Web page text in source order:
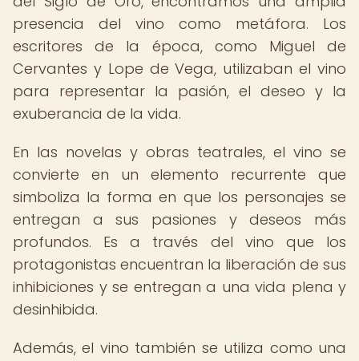
presencia del vino como metáfora. Los
escritores de la época, como Miguel de
Cervantes y Lope de Vega, utilizaban el vino
para representar la pasión, el deseo y la
exuberancia de la vida.
En las novelas y obras teatrales, el vino se
convierte en un elemento recurrente que
simboliza la forma en que los personajes se
entregan a sus pasiones y deseos más
profundos. Es a través del vino que los
protagonistas encuentran la liberación de sus
inhibiciones y se entregan a una vida plena y
desinhibida.
Además, el vino también se utiliza como una